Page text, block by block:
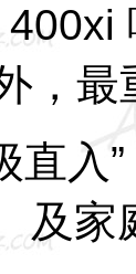
400xi
，最
直入”
及家